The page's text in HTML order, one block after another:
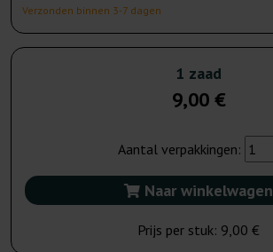
Verzonden binnen 3-7 dagen
1 zaad
9,00 €
Aantal verpakkingen:
Naar winkelwagen
Prijs per stuk: 9,00 €